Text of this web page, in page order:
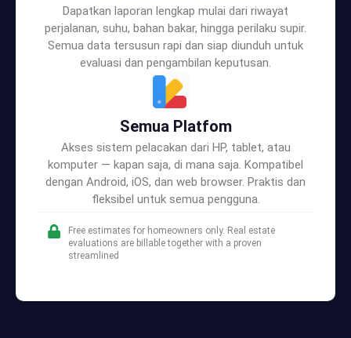
Dapatkan laporan lengkap mulai dari riwayat
perjalanan, suhu, bahan bakar, hingga perilaku supir.
Semua data tersusun rapi dan siap diunduh untuk
evaluasi dan pengambilan keputusan.
Semua Platfom
Akses sistem pelacakan dari HP, tablet, atau
komputer — kapan saja, di mana saja. Kompatibel
dengan Android, iOS, dan web browser. Praktis dan
fleksibel untuk semua pengguna.
Free estimates for homeowners only. Real estate
evaluations are billable together with a proven
streamlined